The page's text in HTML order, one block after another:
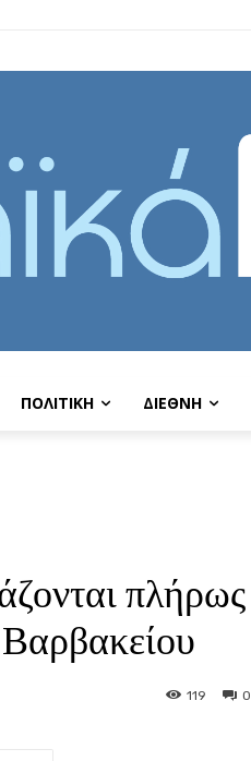
ΠΟΛΙΤΙΚΗ ΔΙΕΘΝΗ
πλήρως
0
119